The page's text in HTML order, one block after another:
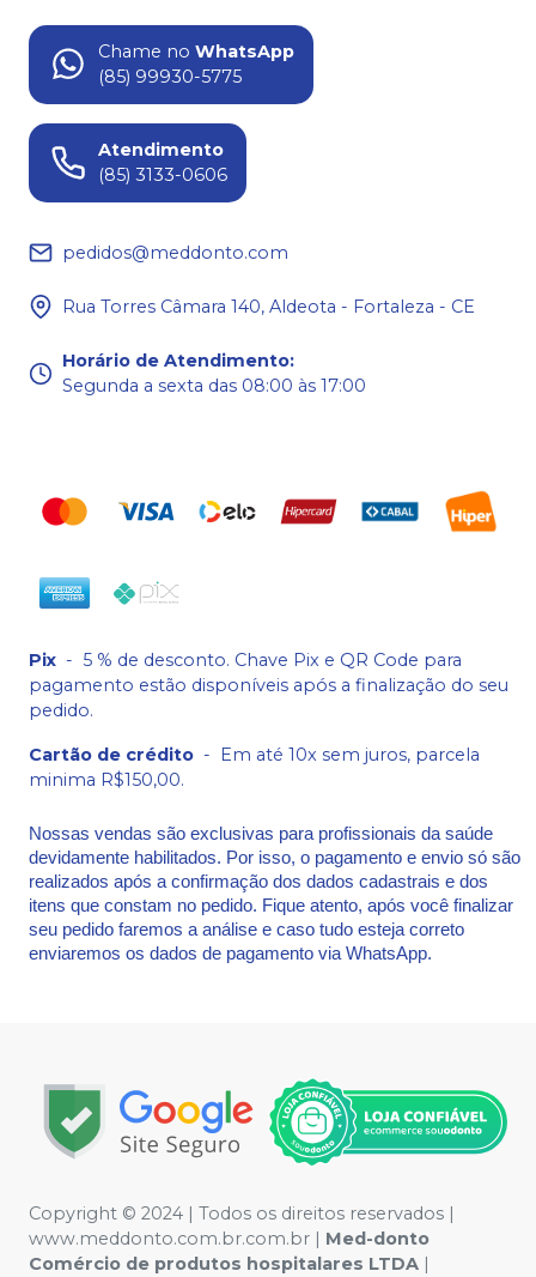
Chame no WhatsApp
(85) 99930-5775
Atendimento
(85) 3133-0606
pedidos@meddonto.com
Rua Torres Câmara 140, Aldeota - Fortaleza - CE
Horário de Atendimento:
Segunda a sexta das 08:00 às 17:00
Pix - 5 % de desconto. Chave Pix e QR Code para
pagamento estão disponíveis após a finalização do seu
pedido.
Cartão de crédito - Em até 10x sem juros, parcela
minima R$150,00.
Nossas vendas são exclusivas para profissionais da saúde
devidamente habilitados. Por isso, o pagamento e envio só são
realizados após a confirmação dos dados cadastrais e dos
itens que constam no pedido. Fique atento, após você finalizar
seu pedido faremos a análise e caso tudo esteja correto
enviaremos os dados de pagamento via WhatsApp.
Copyright © 2024 | Todos os direitos reservados |
www.meddonto.com.br.com.br | Med-donto
Comércio de produtos hospitalares LTDA |